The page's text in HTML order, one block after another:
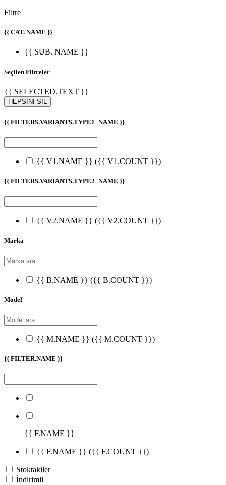
Filtre
{{ CAT. NAME }}
{{ SUB. NAME }}
Seçilen Filtreler
{{ SELECTED.TEXT }}
HEPSİNİ SİL
{{ FILTERS.VARIANTS.TYPE1_NAME }}
{{ V1.NAME }} ({{ V1.COUNT }})
{{ FILTERS.VARIANTS.TYPE2_NAME }}
{{ V2.NAME }} ({{ V2.COUNT }})
Marka
{{ B.NAME }} ({{ B.COUNT }})
Model
{{ M.NAME }} ({{ M.COUNT }})
{{ FILTER.NAME }}
{{ F.NAME }}
{{ F.NAME }} ({{ F.COUNT }})
Stoktakiler
İndirimli